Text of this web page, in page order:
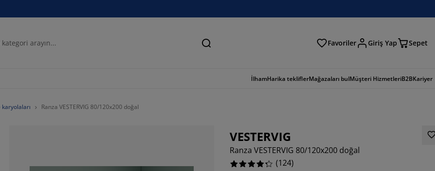
Ara Favoriler Giriş Yap Sepet
İlhamHarika tekliflerMağazaları bulMüşteri HizmetleriB2BKariyer
Ranza VESTERVIG 80/120x200 doğal
VESTERVIG
Ranza VESTERVIG 80/120x200 doğal
(124)